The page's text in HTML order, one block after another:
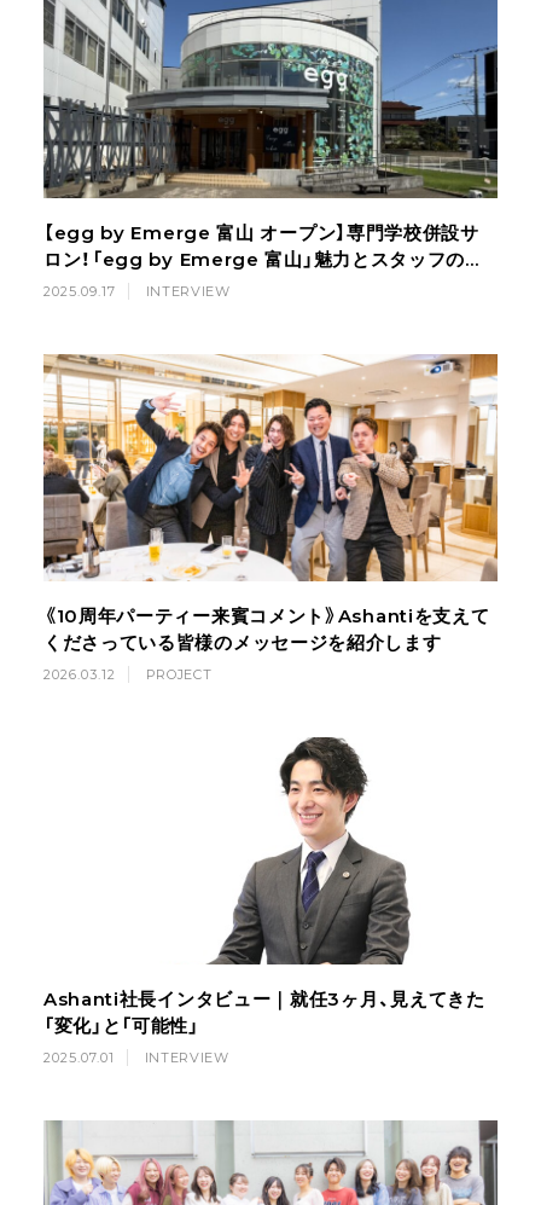
【egg by Emerge 富山 オープン】専門学校併設サ
ロン！「egg by Emerge 富山」魅力とスタッフの想
い
2025.09.17 INTERVIEW
《10周年パーティー来賓コメント》Ashantiを支えて
くださっている皆様のメッセージを紹介します
2026.03.12 PROJECT
Ashanti社長インタビュー｜就任3ヶ月、見えてきた
「変化」と「可能性」
2025.07.01 INTERVIEW